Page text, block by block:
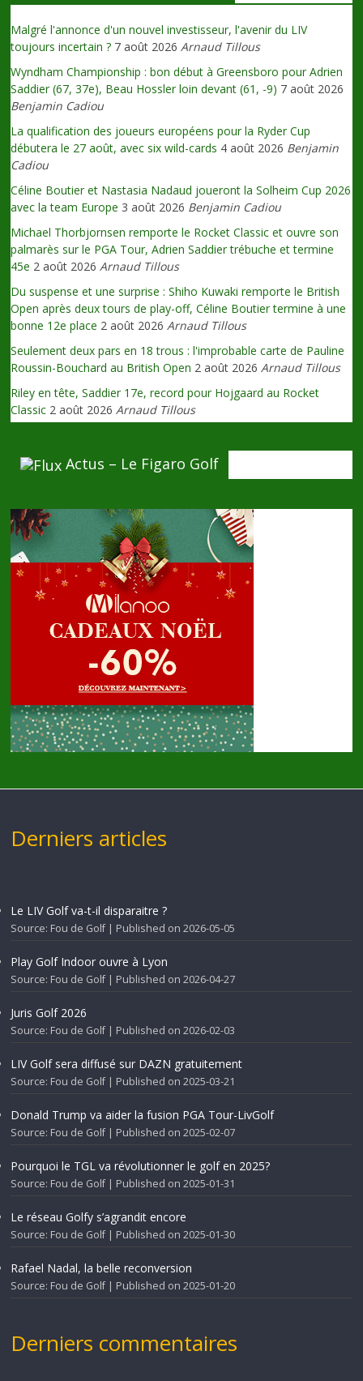
Malgré l'annonce d'un nouvel investisseur, l'avenir du LIV
toujours incertain ? 7 août 2026 Arnaud Tillous
Wyndham Championship : bon début à Greensboro pour Adrien
Saddier (67, 37e), Beau Hossler loin devant (61, -9) 7 août 2026
Benjamin Cadiou
La qualification des joueurs européens pour la Ryder Cup
débutera le 27 août, avec six wild-cards 4 août 2026 Benjamin
Cadiou
Céline Boutier et Nastasia Nadaud joueront la Solheim Cup 2026
avec la team Europe 3 août 2026 Benjamin Cadiou
Michael Thorbjornsen remporte le Rocket Classic et ouvre son
palmarès sur le PGA Tour, Adrien Saddier trébuche et termine
45e 2 août 2026 Arnaud Tillous
Du suspense et une surprise : Shiho Kuwaki remporte le British
Open après deux tours de play-off, Céline Boutier termine à une
bonne 12e place 2 août 2026 Arnaud Tillous
Seulement deux pars en 18 trous : l'improbable carte de Pauline
Roussin-Bouchard au British Open 2 août 2026 Arnaud Tillous
Riley en tête, Saddier 17e, record pour Hojgaard au Rocket
Classic 2 août 2026 Arnaud Tillous
Actus – Le Figaro Golf
Derniers articles
Le LIV Golf va-t-il disparaitre ?
Source: Fou de Golf Published on 2026-05-05
Play Golf Indoor ouvre à Lyon
Source: Fou de Golf Published on 2026-04-27
Juris Golf 2026
Source: Fou de Golf Published on 2026-02-03
LIV Golf sera diffusé sur DAZN gratuitement
Source: Fou de Golf Published on 2025-03-21
Donald Trump va aider la fusion PGA Tour-LivGolf
Source: Fou de Golf Published on 2025-02-07
Pourquoi le TGL va révolutionner le golf en 2025?
Source: Fou de Golf Published on 2025-01-31
Le réseau Golfy s’agrandit encore
Source: Fou de Golf Published on 2025-01-30
Rafael Nadal, la belle reconversion
Source: Fou de Golf Published on 2025-01-20
Derniers commentaires